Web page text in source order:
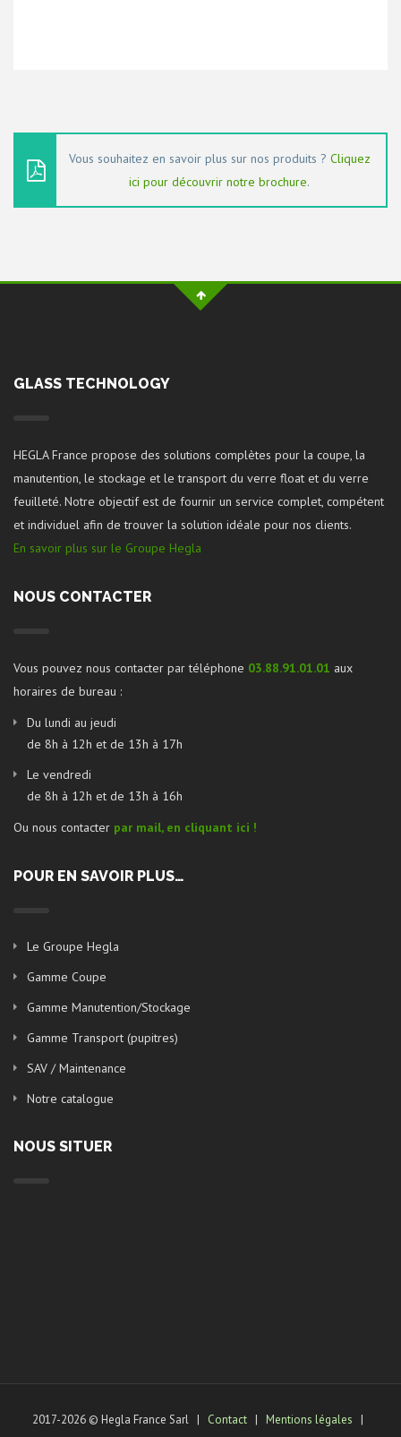
Vous souhaitez en savoir plus sur nos produits ? Cliquez
ici pour découvrir notre brochure.
GLASS TECHNOLOGY
HEGLA France propose des solutions complètes pour la coupe, la
manutention, le stockage et le transport du verre float et du verre
feuilleté. Notre objectif est de fournir un service complet, compétent
et individuel afin de trouver la solution idéale pour nos clients.
En savoir plus sur le Groupe Hegla
NOUS CONTACTER
Vous pouvez nous contacter par téléphone 03.88.91.01.01 aux
horaires de bureau :
Du lundi au jeudi
de 8h à 12h et de 13h à 17h
Le vendredi
de 8h à 12h et de 13h à 16h
Ou nous contacter par mail, en cliquant ici !
POUR EN SAVOIR PLUS…
Le Groupe Hegla
Gamme Coupe
Gamme Manutention/Stockage
Gamme Transport (pupitres)
SAV / Maintenance
Notre catalogue
NOUS SITUER
2017-2026 © Hegla France Sarl | Contact | Mentions légales |